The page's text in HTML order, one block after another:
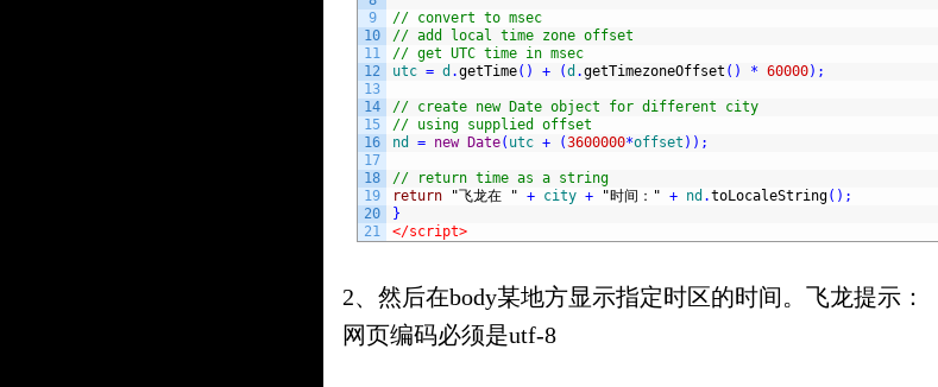
9
10
11
12
13
14
15
16
17
18
19
20
21
// convert to msec
// add local time zone offset
// get UTC time in msec
utc = d .getTime( ) + (d .getTimezoneOffset ( ) * 60000) ;
// create new Date object for different city
// using supplied offset
nd
= new Date( utc + (3600000*offset ) ) ;
// return time as a string
return
"飞龙在 " + city + "时间：" + nd .toLocaleString( ) ;
}
</script>
2、然后在body某地方显示指定时区的时间。飞龙提示：
网页编码必须是utf-8